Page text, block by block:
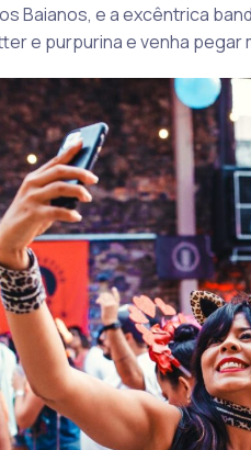
Baianos, e a excêntrica
e purpurina e venha pegar